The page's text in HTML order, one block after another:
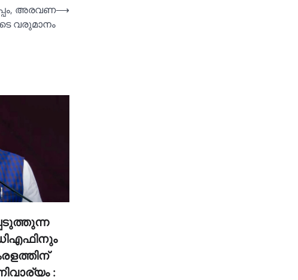
അരവണ
വരുമാനം
⟶
: